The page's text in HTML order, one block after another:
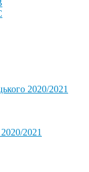
2020/2021
2021